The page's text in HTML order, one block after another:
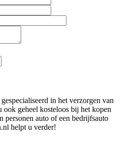
gespecialiseerd in het verzorgen van
ook geheel kosteloos bij het kopen
personen auto of een bedrijfsauto
helpt u verder!